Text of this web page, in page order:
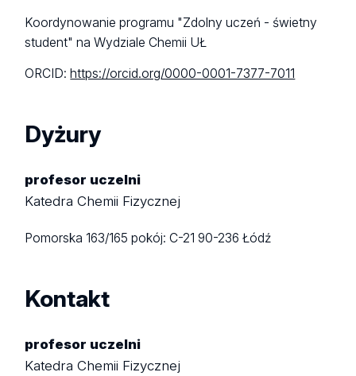
Koordynowanie programu "Zdolny uczeń - świetny
student" na Wydziale Chemii UŁ
ORCID:https://orcid.org/0000-0001-7377-7011
Dyżury
profesor uczelni
Katedra Chemii Fizycznej
Pomorska 163/165pokój: C-2190-236 Łódź
Kontakt
profesor uczelni
Katedra Chemii Fizycznej